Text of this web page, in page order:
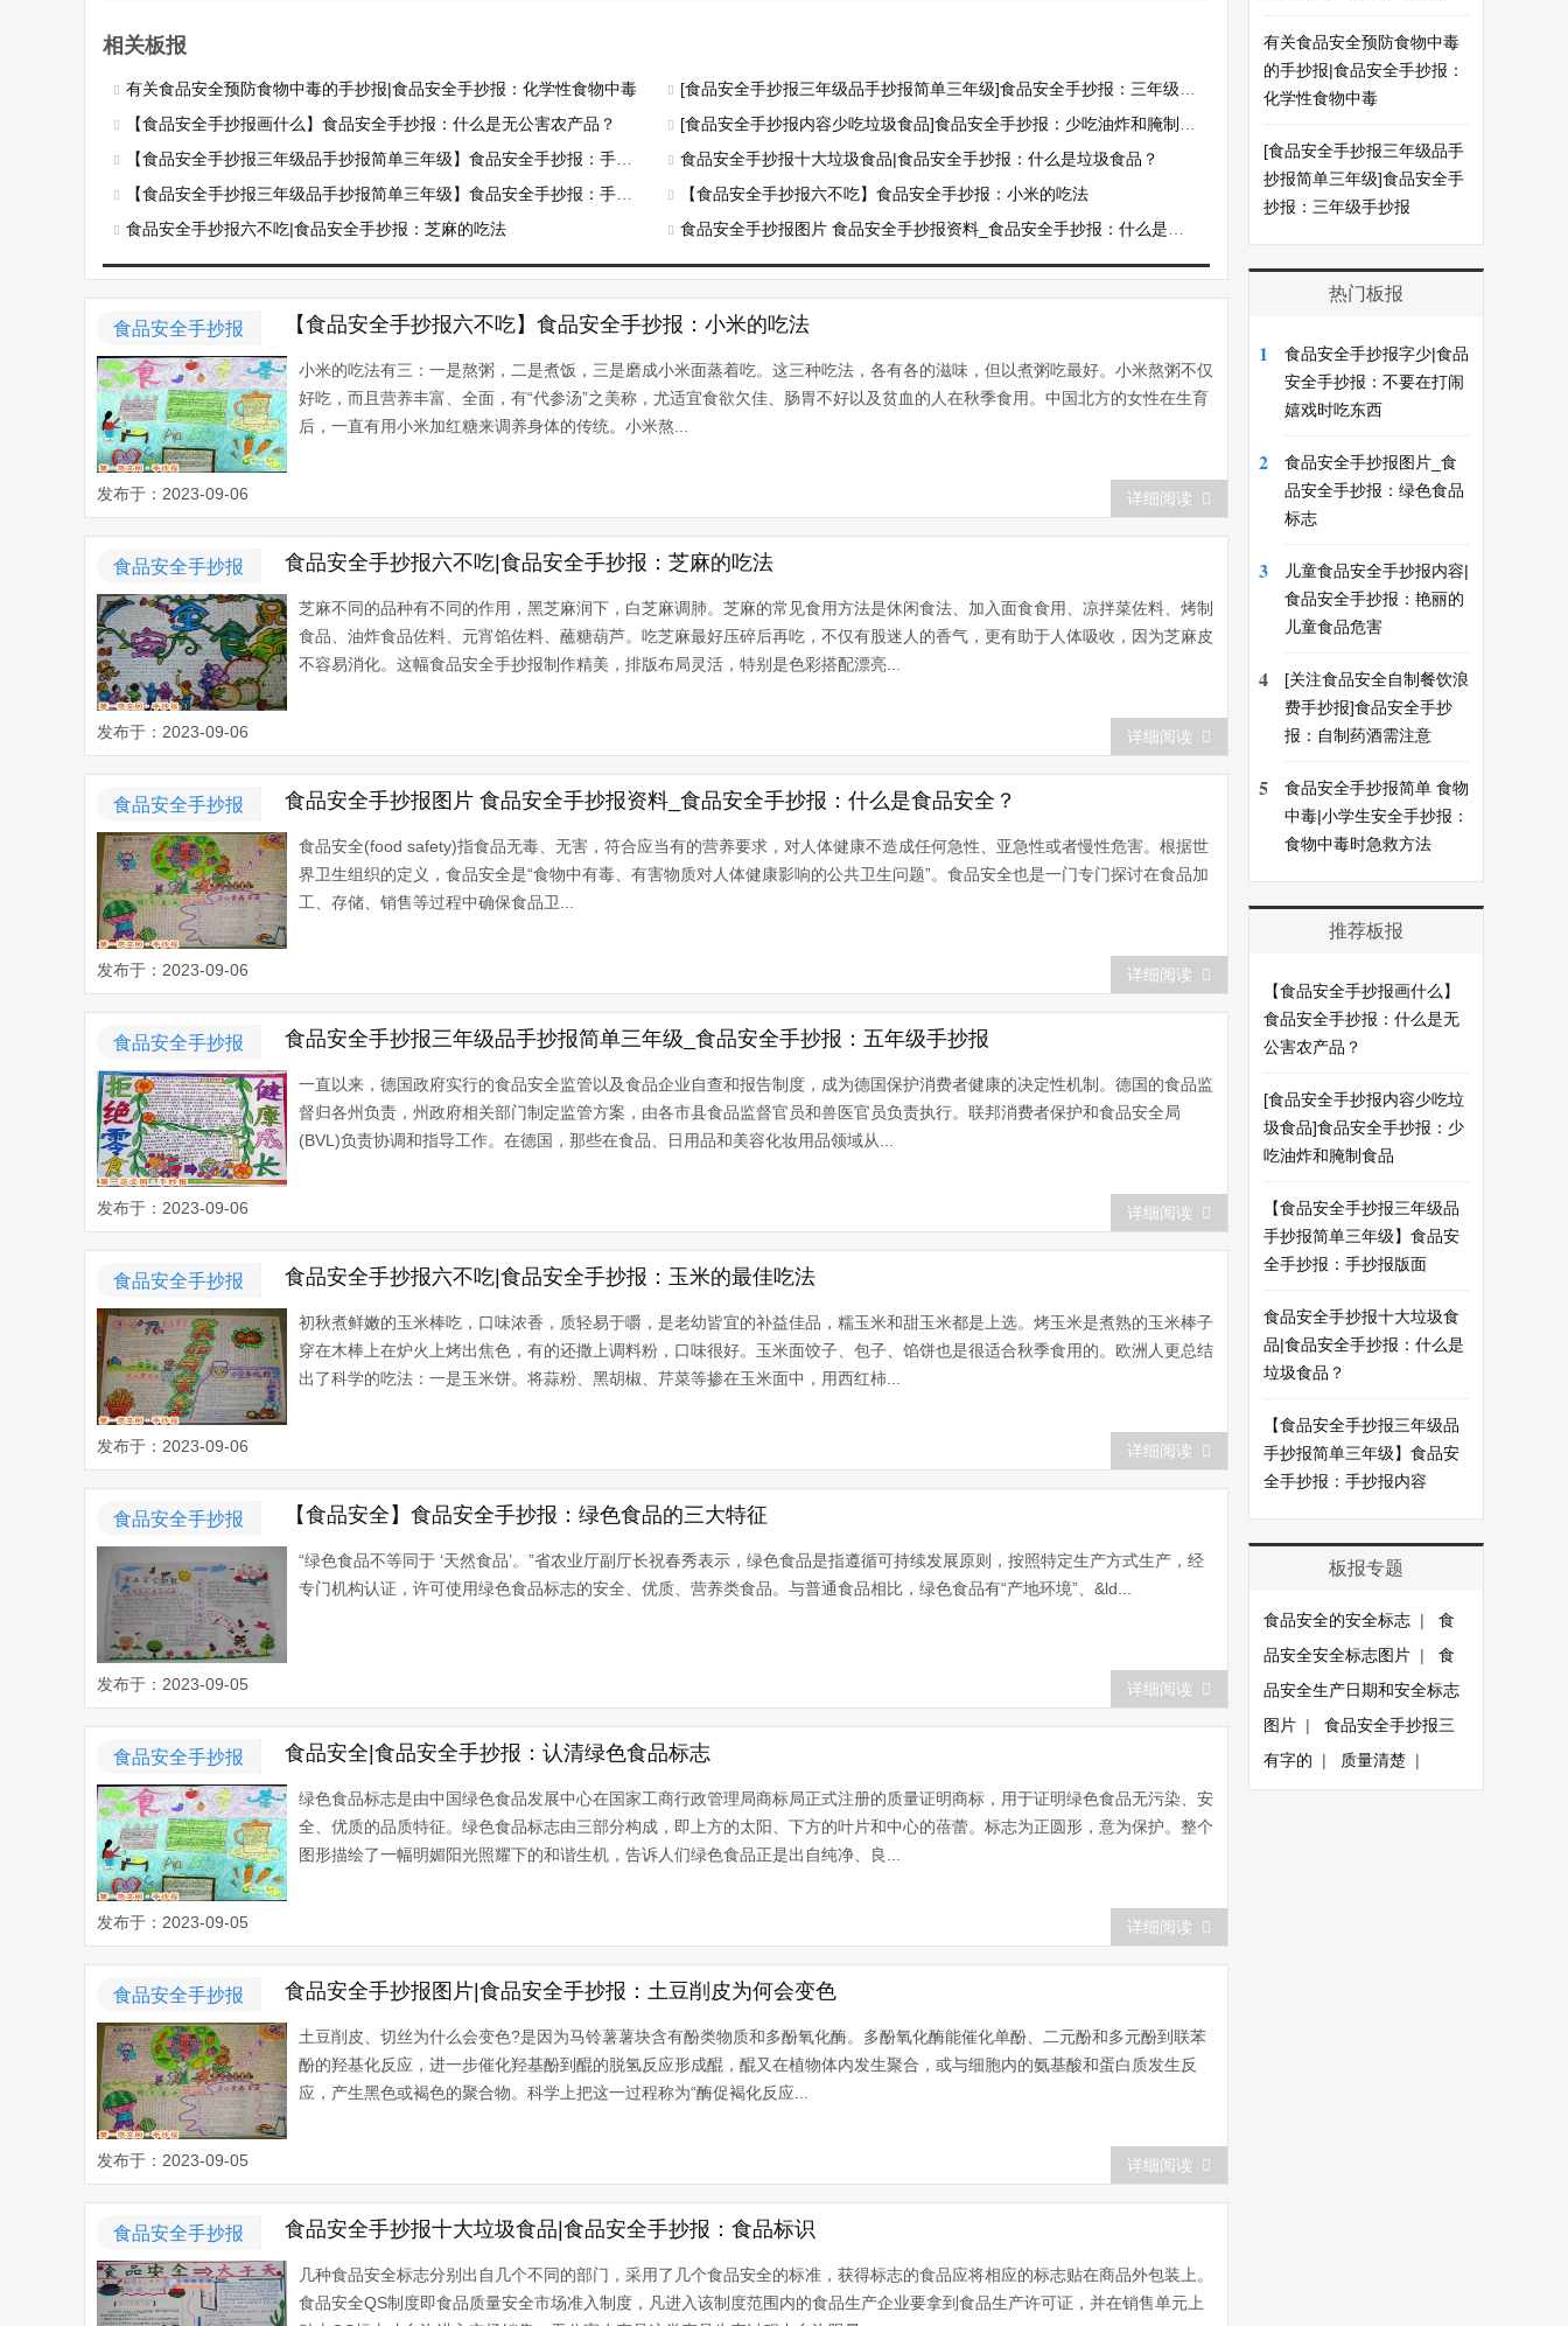
相关板报
有关食品安全预防食物中毒的手抄报|食品安全手抄报：化学性食物中毒
[食品安全手抄报三年级品手抄报简单三年级]食品安全手抄报：三年级手抄报
【食品安全手抄报画什么】食品安全手抄报：什么是无公害农产品？
[食品安全手抄报内容少吃垃圾食品]食品安全手抄报：少吃油炸和腌制食品
【食品安全手抄报三年级品手抄报简单三年级】食品安全手抄报：手抄报版面
食品安全手抄报十大垃圾食品|食品安全手抄报：什么是垃圾食品？
【食品安全手抄报三年级品手抄报简单三年级】食品安全手抄报：手抄报内容
【食品安全手抄报六不吃】食品安全手抄报：小米的吃法
食品安全手抄报六不吃|食品安全手抄报：芝麻的吃法
食品安全手抄报图片 食品安全手抄报资料_食品安全手抄报：什么是食品安全？
食品安全手抄报 【食品安全手抄报六不吃】食品安全手抄报：小米的吃法
小米的吃法有三：一是熬粥，二是煮饭，三是磨成小米面蒸着吃。这三种吃法，各有各的滋味，但以煮粥吃最好。小米熬粥不仅
好吃，而且营养丰富、全面，有“代参汤”之美称，尤适宜食欲欠佳、肠胃不好以及贫血的人在秋季食用。中国北方的女性在生育
后，一直有用小米加红糖来调养身体的传统。小米熬...
发布于：2023-09-06 详细阅读
食品安全手抄报 食品安全手抄报六不吃|食品安全手抄报：芝麻的吃法
芝麻不同的品种有不同的作用，黑芝麻润下，白芝麻调肺。芝麻的常见食用方法是休闲食法、加入面食食用、凉拌菜佐料、烤制
食品、油炸食品佐料、元宵馅佐料、蘸糖葫芦。吃芝麻最好压碎后再吃，不仅有股迷人的香气，更有助于人体吸收，因为芝麻皮
不容易消化。这幅食品安全手抄报制作精美，排版布局灵活，特别是色彩搭配漂亮...
发布于：2023-09-06 详细阅读
食品安全手抄报 食品安全手抄报图片 食品安全手抄报资料_食品安全手抄报：什么是食品安全？
食品安全(food safety)指食品无毒、无害，符合应当有的营养要求，对人体健康不造成任何急性、亚急性或者慢性危害。根据世
界卫生组织的定义，食品安全是“食物中有毒、有害物质对人体健康影响的公共卫生问题”。食品安全也是一门专门探讨在食品加
工、存储、销售等过程中确保食品卫...
发布于：2023-09-06 详细阅读
食品安全手抄报 食品安全手抄报三年级品手抄报简单三年级_食品安全手抄报：五年级手抄报
一直以来，德国政府实行的食品安全监管以及食品企业自查和报告制度，成为德国保护消费者健康的决定性机制。德国的食品监
督归各州负责，州政府相关部门制定监管方案，由各市县食品监督官员和兽医官员负责执行。联邦消费者保护和食品安全局
(BVL)负责协调和指导工作。在德国，那些在食品、日用品和美容化妆用品领域从...
发布于：2023-09-06 详细阅读
食品安全手抄报 食品安全手抄报六不吃|食品安全手抄报：玉米的最佳吃法
初秋煮鲜嫩的玉米棒吃，口味浓香，质轻易于嚼，是老幼皆宜的补益佳品，糯玉米和甜玉米都是上选。烤玉米是煮熟的玉米棒子
穿在木棒上在炉火上烤出焦色，有的还撒上调料粉，口味很好。玉米面饺子、包子、馅饼也是很适合秋季食用的。欧洲人更总结
出了科学的吃法：一是玉米饼。将蒜粉、黑胡椒、芹菜等掺在玉米面中，用西红柿...
发布于：2023-09-06 详细阅读
食品安全手抄报 【食品安全】食品安全手抄报：绿色食品的三大特征
“绿色食品不等同于 ‘天然食品’。”省农业厅副厅长祝春秀表示，绿色食品是指遵循可持续发展原则，按照特定生产方式生产，经
专门机构认证，许可使用绿色食品标志的安全、优质、营养类食品。与普通食品相比，绿色食品有“产地环境”、&ld...
发布于：2023-09-05 详细阅读
食品安全手抄报 食品安全|食品安全手抄报：认清绿色食品标志
绿色食品标志是由中国绿色食品发展中心在国家工商行政管理局商标局正式注册的质量证明商标，用于证明绿色食品无污染、安
全、优质的品质特征。绿色食品标志由三部分构成，即上方的太阳、下方的叶片和中心的蓓蕾。标志为正圆形，意为保护。整个
图形描绘了一幅明媚阳光照耀下的和谐生机，告诉人们绿色食品正是出自纯净、良...
发布于：2023-09-05 详细阅读
食品安全手抄报 食品安全手抄报图片|食品安全手抄报：土豆削皮为何会变色
土豆削皮、切丝为什么会变色?是因为马铃薯薯块含有酚类物质和多酚氧化酶。多酚氧化酶能催化单酚、二元酚和多元酚到联苯
酚的羟基化反应，进一步催化羟基酚到醌的脱氢反应形成醌，醌又在植物体内发生聚合，或与细胞内的氨基酸和蛋白质发生反
应，产生黑色或褐色的聚合物。科学上把这一过程称为“酶促褐化反应...
发布于：2023-09-05 详细阅读
食品安全手抄报 食品安全手抄报十大垃圾食品|食品安全手抄报：食品标识
几种食品安全标志分别出自几个不同的部门，采用了几个食品安全的标准，获得标志的食品应将相应的标志贴在商品外包装上。
食品安全QS制度即食品质量安全市场准入制度，凡进入该制度范围内的食品生产企业要拿到食品生产许可证，并在销售单元上
有关食品安全预防食物中毒
的手抄报|食品安全手抄报：
化学性食物中毒
[食品安全手抄报三年级品手
抄报简单三年级]食品安全手
抄报：三年级手抄报
热门板报
1
食品安全手抄报字少|食品
安全手抄报：不要在打闹
嬉戏时吃东西
2
食品安全手抄报图片_食
品安全手抄报：绿色食品
标志
3
儿童食品安全手抄报内容|
食品安全手抄报：艳丽的
儿童食品危害
4
[关注食品安全自制餐饮浪
费手抄报]食品安全手抄
报：自制药酒需注意
5
食品安全手抄报简单 食物
中毒|小学生安全手抄报：
食物中毒时急救方法
推荐板报
【食品安全手抄报画什么】
食品安全手抄报：什么是无
公害农产品？
[食品安全手抄报内容少吃垃
圾食品]食品安全手抄报：少
吃油炸和腌制食品
【食品安全手抄报三年级品
手抄报简单三年级】食品安
全手抄报：手抄报版面
食品安全手抄报十大垃圾食
品|食品安全手抄报：什么是
垃圾食品？
【食品安全手抄报三年级品
手抄报简单三年级】食品安
全手抄报：手抄报内容
板报专题
食品安全的安全标志 | 食
品安全安全标志图片 | 食
品安全生产日期和安全标志
图片 | 食品安全手抄报三
有字的 | 质量清楚 |